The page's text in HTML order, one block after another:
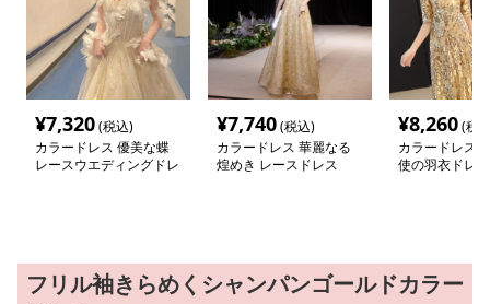
¥7,320(税込)
カラードレス 優美な蝶
レースウエディングドレ
¥7,740(税込)
カラードレス 華麗なる
煌めき レースドレス
¥8,260(税
カラードレス
使の羽衣ドレス
フリル袖きらめくシャンパンゴールドカラー